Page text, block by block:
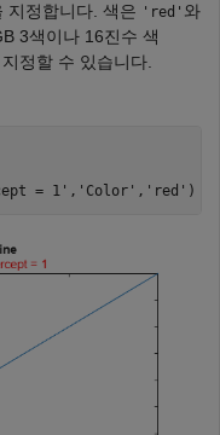
지정합니다. 색은 'red' 와
3색이나 16진수 색
정할 수 있습니다.
= 1' , 'Color' , 'red' )